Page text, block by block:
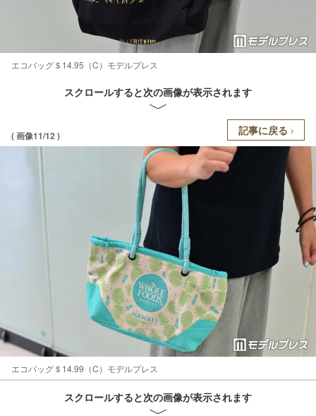
エコバッグ＄14.95（C）モデルプレス
スクロールすると次の画像が表示されます
( 画像11/12 ) 記事に戻る
エコバッグ＄14.99（C）モデルプレス
スクロールすると次の画像が表示されます